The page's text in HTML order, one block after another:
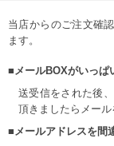
当店からのご注文確
ます。
■メールBOXがいっぱ
送受信をされた後
頂きましたらメール
■メールアドレスを間